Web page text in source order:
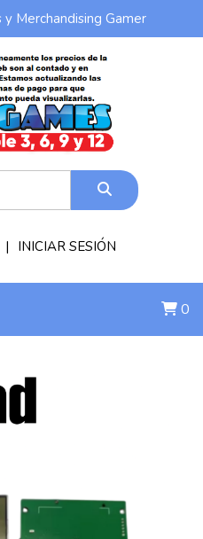
Merchandising Gamer
INICIAR SESIÓN
0